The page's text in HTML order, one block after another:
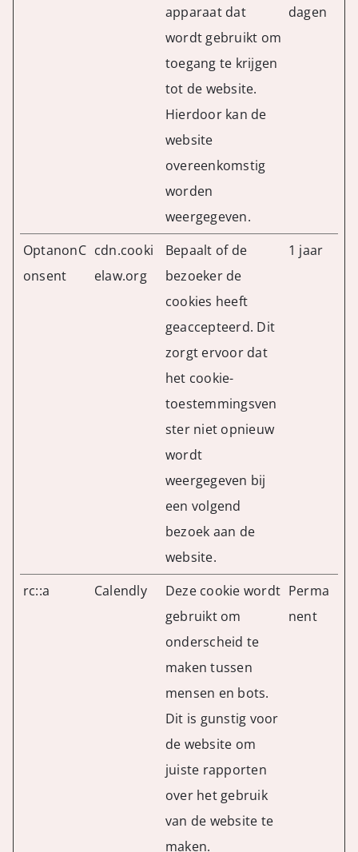
apparaat dat
wordt gebruikt om
toegang te krijgen
tot de website.
Hierdoor kan de
website
overeenkomstig
worden
weergegeven.
dagen
OptanonC
onsent
cdn.cooki
elaw.org
Bepaalt of de
bezoeker de
cookies heeft
geaccepteerd. Dit
zorgt ervoor dat
het cookie-
toestemmingsven
ster niet opnieuw
wordt
weergegeven bij
een volgend
bezoek aan de
website.
1 jaar
rc::a Calendly
Deze cookie wordt
gebruikt om
onderscheid te
maken tussen
mensen en bots.
Dit is gunstig voor
de website om
juiste rapporten
over het gebruik
van de website te
maken.
Perma
nent